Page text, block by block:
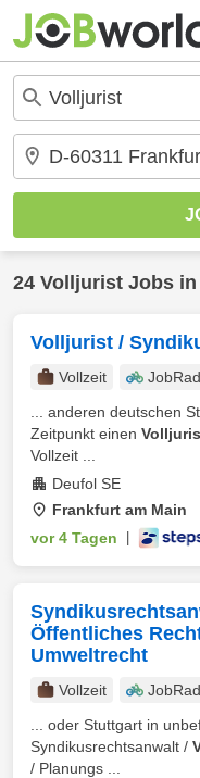
24 Volljurist Jobs in
Volljurist /
Vollzeit JobRad
... anderen deutschen
Zeitpunkt einen
Vollzeit ...
Deufol SE
Frankfurt am Main
vor 4 Tagen
Öffentliches
Umweltrecht
Vollzeit JobRad
... oder Stuttgart in
Syndikusrechtsanwalt /
/ Planungs ...